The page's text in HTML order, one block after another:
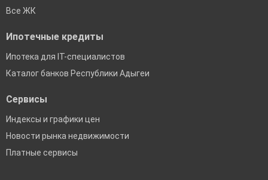
Все ЖК
Ипотечные кредиты
Ипотека для IT-специалистов
Каталог банков Республики Адыгеи
Сервисы
Индексы и графики цен
Новости рынка недвижимости
Платные сервисы